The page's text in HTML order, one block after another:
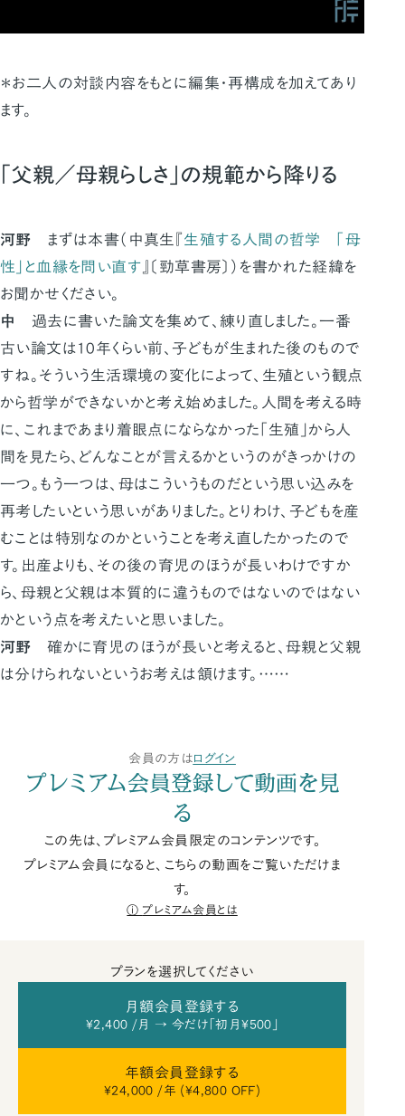
＊お二人の対談内容をもとに編集・再構成を加えてあり
ます。
「父親／母親らしさ」の規範から降りる
河野 まずは本書（中真生『生殖する人間の哲学 「母
性」と血縁を問い直す 』〔勁草書房〕）を書かれた経緯を
お聞かせください。
中
過去に書いた論文を集めて、練り直しました。一番
古い論文は10年くらい前、子どもが生まれた後のもので
すね。そういう生活環境の変化によって、生殖という観点
から哲学ができないかと考え始めました。人間を考える時
に、これまであまり着眼点にならなかった「生殖」から人
間を見たら、どんなことが言えるかというのがきっかけの
一つ。もう一つは、母はこういうものだという思い込みを
再考したいという思いがありました。とりわけ、子どもを産
むことは特別なのかということを考え直したかったので
す。出産よりも、その後の育児のほうが長いわけですか
ら、母親と父親は本質的に違うものではないのではない
かという点を考えたいと思いました。
河野 確かに育児のほうが長いと考えると、母親と父親
は分けられないというお考えは頷けます。……
会員の方はログイン
プレミアム会員登録して動画を見
る
この先は、プレミアム会員限定のコンテンツです。
プレミアム会員になると、こちらの動画をご覧いただけま
す。
プレミアム会員とは
プランを選択してください
月額会員登録する
¥2,400 /月 → 今だけ「初月¥500」
年額会員登録する
¥24,000 /年 (¥4,800 OFF)